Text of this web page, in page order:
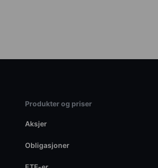
Produkter og priser
Aksjer
Obligasjoner